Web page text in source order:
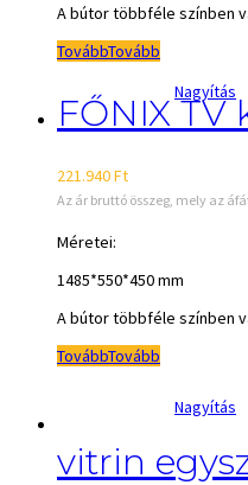
A bútor többféle színben
TovábbTovább
Nagyítás
FŐNIX TV
221.940Ft
Az ár bruttó összeg, mely az
Méretei:
1485*550*450 mm
A bútor többféle színben
TovábbTovább
Nagyítás
vitrin